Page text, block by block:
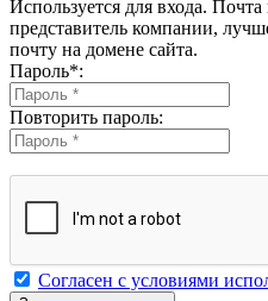
Используется для входа.
представитель компании,
почту на домене сайта.
Пароль*:
Повторить пароль:
Согласен с условиями